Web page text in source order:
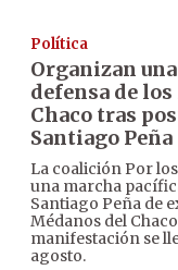
Política
Organizan
defensa de
Chaco tras
Santiago Peña
La coalición Por
una marcha
Santiago Peña de
Médanos del
manifestación se
agosto.